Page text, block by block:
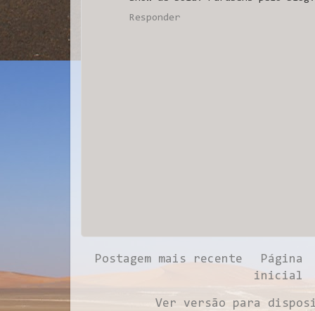
Responder
Postagem mais recente
Página
inicial
Ver versão para